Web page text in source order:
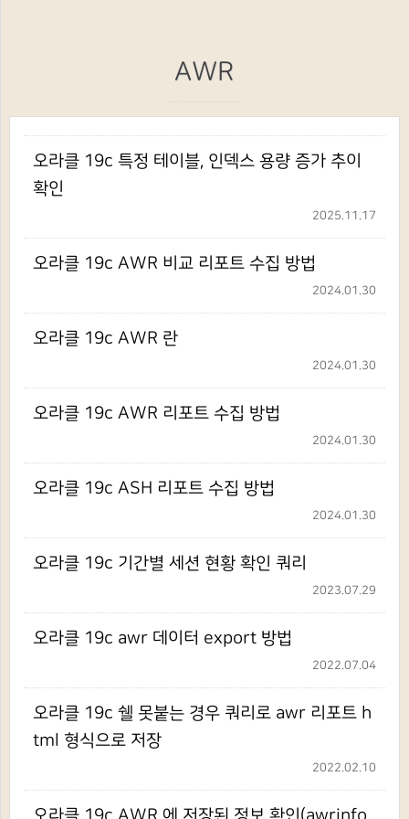
AWR
오라클 19c 특정 테이블, 인덱스 용량 증가 추이
확인
2025.11.17
오라클 19c AWR 비교 리포트 수집 방법
2024.01.30
오라클 19c AWR 란
2024.01.30
오라클 19c AWR 리포트 수집 방법
2024.01.30
오라클 19c ASH 리포트 수집 방법
2024.01.30
오라클 19c 기간별 세션 현황 확인 쿼리
2023.07.29
오라클 19c awr 데이터 export 방법
2022.07.04
오라클 19c 쉘 못붙는 경우 쿼리로 awr 리포트 h
tml 형식으로 저장
2022.02.10